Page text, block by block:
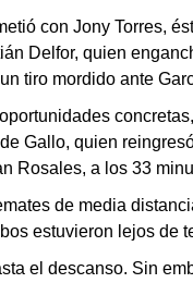
con Jony Torres,
Delfor, quien
tiro mordido ante
Gallo, quien
Rosales, a los 33
de media
estuvieron lejos de
el descanso. Sin